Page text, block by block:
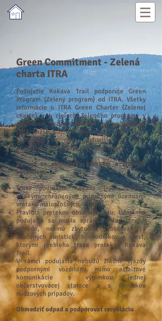
Green Commitment - Zelená
charta ITRA
Podujatie Kokava Trail podporuje Green
Program (Zelený program) od ITRA. Všetky
informácie o ITRA Green Charter (Zelenej
charte) a o cieľoch Zeleného programu v
anglickom jazyku nájdetena webstránke
ITRA. Nižšie nájdete informácie o tom, akým
spôsobom sa naše poduajtie do tejto
iniciatívy zapojí (Green Commitment).
Vyhnúť sa ekologicky krehkým a citlivým
oblastiam
Trasa podujatia Kokava Trail nevedie
nijakými chránenými prírodnými územiami
vrátane maloplošných.
Pravidlá pretekov obsahujú vetu: Účastníci
podujatia sa musia správať ohľaduplne k
prírode, nesmú zbytočne vybočovať zo
značených turistických chodníkov a ciest,
ktorými prebieha trasa pretekov Kokava
Trail.
V rámci podujatia nebudú žiadne vjazdy
podpornými vozdilami mimo asfaltové
komunikácie s výnimkou jednej
občerstvovacej stanice a s výnimkou
núdzových prípadov.
Obmedziť odpad a podporovať recykláciu